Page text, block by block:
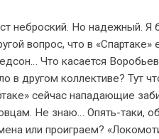
неброский. Но надежный.
вопрос, что в
Что касается
в другом коллективе? Тут
сейчас нападающие
Не знаю… Опять-таки,
или проиграем?